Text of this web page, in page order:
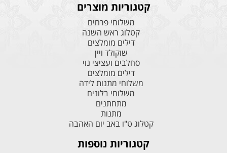
קטגוריות מוצרים
משלוחי פרחים
קטלוג ראש השנה
דילים מומלצים
שוקולד ויין
סחלבים ועציצי נוי
דילים מומלצים
משלוחי מתנות לידה
משלוחי בלונים
מתחתנים
מתנות
קטלוג ט"ו באב יום האהבה
קטגוריות נוספות